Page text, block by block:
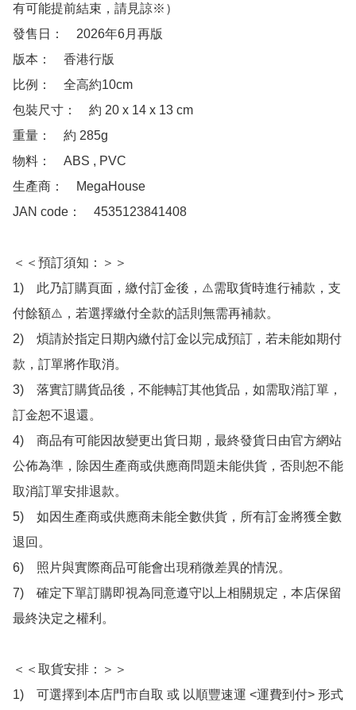
有可能提前結束，請見諒※）
發售日：　2026年6月再版
版本：　香港行版
比例：　全高約10cm
包裝尺寸：　約 20 x 14 x 13 cm
重量：　約 285g
物料：　ABS , PVC
生產商：　MegaHouse
JAN code：　4535123841408
＜＜預訂須知：＞＞
1)　此乃訂購頁面，繳付訂金後，⚠️需取貨時進行補款，支
付餘額⚠️，若選擇繳付全款的話則無需再補款。
2)　煩請於指定日期內繳付訂金以完成預訂，若未能如期付
款，訂單將作取消。
3)　落實訂購貨品後，不能轉訂其他貨品，如需取消訂單，
訂金恕不退還。
4)　商品有可能因故變更出貨日期，最終發貨日由官方網站
公佈為準，除因生產商或供應商問題未能供貨，否則恕不能
取消訂單安排退款。
5)　如因生產商或供應商未能全數供貨，所有訂金將獲全數
退回。
6)　照片與實際商品可能會出現稍微差異的情況。
7)　確定下單訂購即視為同意遵守以上相關規定，本店保留
最終決定之權利。
＜＜取貨安排：＞＞
1)　可選擇到本店門市自取 或 以順豐速運 <運費到付> 形式